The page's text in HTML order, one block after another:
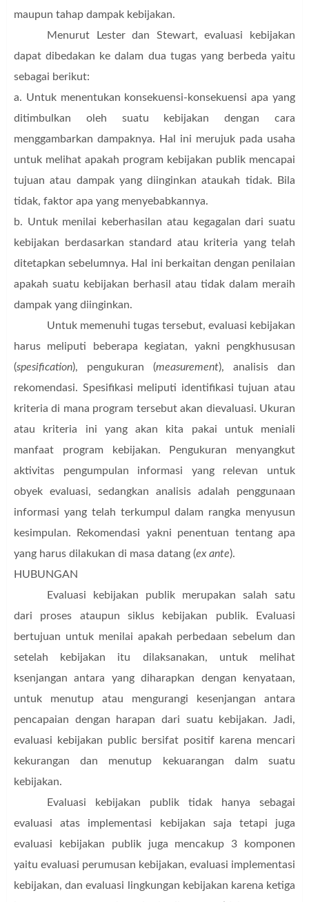
maupun tahap dampak kebijakan.
Menurut Lester dan Stewart, evaluasi kebijakan
dapat dibedakan ke dalam dua tugas yang berbeda yaitu
sebagai berikut:
a. Untuk menentukan konsekuensi-konsekuensi apa yang
ditimbulkan oleh suatu kebijakan dengan cara
menggambarkan dampaknya. Hal ini merujuk pada usaha
untuk melihat apakah program kebijakan publik mencapai
tujuan atau dampak yang diinginkan ataukah tidak. Bila
tidak, faktor apa yang menyebabkannya.
b. Untuk menilai keberhasilan atau kegagalan dari suatu
kebijakan berdasarkan standard atau kriteria yang telah
ditetapkan sebelumnya. Hal ini berkaitan dengan penilaian
apakah suatu kebijakan berhasil atau tidak dalam meraih
dampak yang diinginkan.
Untuk memenuhi tugas tersebut, evaluasi kebijakan
harus meliputi beberapa kegiatan, yakni pengkhususan
(spesification), pengukuran (measurement), analisis dan
rekomendasi. Spesifikasi meliputi identifikasi tujuan atau
kriteria di mana program tersebut akan dievaluasi. Ukuran
atau kriteria ini yang akan kita pakai untuk meniali
manfaat program kebijakan. Pengukuran menyangkut
aktivitas pengumpulan informasi yang relevan untuk
obyek evaluasi, sedangkan analisis adalah penggunaan
informasi yang telah terkumpul dalam rangka menyusun
kesimpulan. Rekomendasi yakni penentuan tentang apa
yang harus dilakukan di masa datang (ex ante).
HUBUNGAN
Evaluasi kebijakan publik merupakan salah satu
dari proses ataupun siklus kebijakan publik. Evaluasi
bertujuan untuk menilai apakah perbedaan sebelum dan
setelah kebijakan itu dilaksanakan, untuk melihat
ksenjangan antara yang diharapkan dengan kenyataan,
untuk menutup atau mengurangi kesenjangan antara
pencapaian dengan harapan dari suatu kebijakan. Jadi,
evaluasi kebijakan public bersifat positif karena mencari
kekurangan dan menutup kekuarangan dalm suatu
kebijakan.
Evaluasi kebijakan publik tidak hanya sebagai
evaluasi atas implementasi kebijakan saja tetapi juga
evaluasi kebijakan publik juga mencakup 3 komponen
yaitu evaluasi perumusan kebijakan, evaluasi implementasi
kebijakan, dan evaluasi lingkungan kebijakan karena ketiga